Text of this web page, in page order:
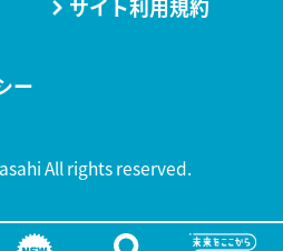
サイト利用規約
ー
All rights reserved.